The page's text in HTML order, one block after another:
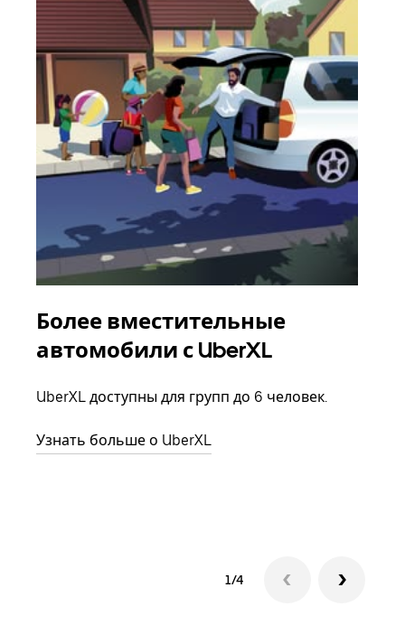
Более вместительные
автомобили с UberXL
UberXL доступны для групп до 6 человек.
Узнать больше о UberXL
1/4